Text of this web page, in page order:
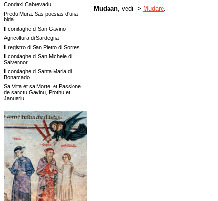
Condaxi Cabrevadu
Predu Mura. Sas poesias d'una
bida
Il condaghe di San Gavino
Agricoltura di Sardegna
Il registro di San Pietro di Sorres
Il condaghe di San Michele di
Salvennor
Il condaghe di Santa Maria di
Bonarcado
Sa Vitta et sa Morte, et Passione
de sanctu Gavinu, Prothu et
Januariu
Mudaan , vedi -> Mudare